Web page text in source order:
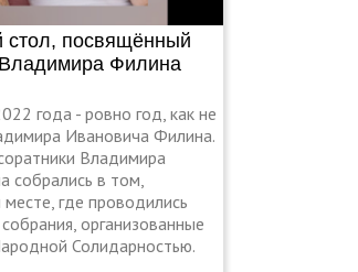
стол, посвящённый
Филина
года - ровно год, как не
Ивановича Филина.
Владимира
собрались в том,
где проводились
организованные
Солидарностью.